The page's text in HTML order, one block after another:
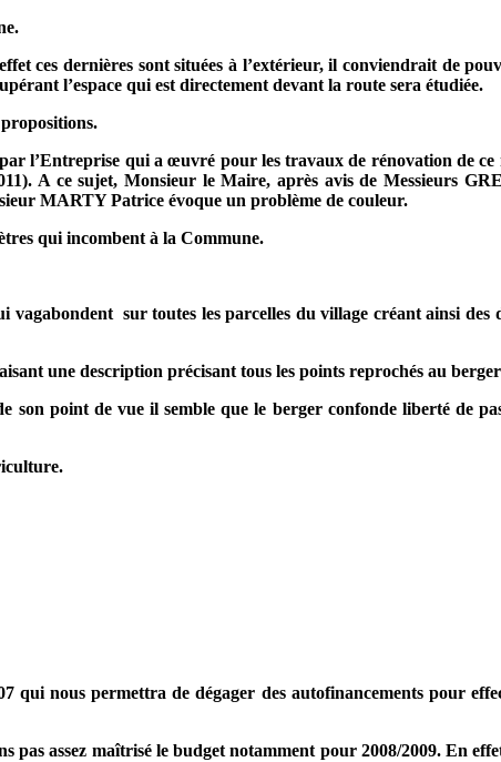
ces dernières sont situées à l’extérieur, il conviendrait de
l’espace qui est directement devant la route sera étudiée.
l’Entreprise qui a œuvré pour les travaux de rénovation de ce
A ce sujet, Monsieur le Maire, après avis de Messieurs
MARTY Patrice évoque un problème de couleur.
qui incombent à la Commune.
vagabondent sur toutes les parcelles du village créant ainsi
une description précisant tous les points reprochés au
son point de vue il semble que le berger confonde liberté de
qui nous permettra de dégager des autofinancements pour
pas assez maîtrisé le budget notamment pour 2008/2009. En